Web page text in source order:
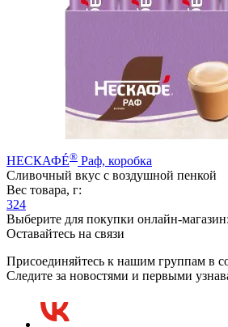
НЕСКАФÉ® Раф, коробка
Сливочный вкус с воздушной пенкой
Вес товара, г:
324
Выберите для покупки онлайн-магазин:
Оставайтесь на связи
Присоединяйтесь к нашим группам в
Следите за новостями и первыми